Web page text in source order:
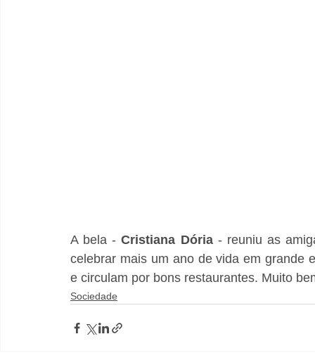
A bela - Cristiana Dória - reuniu as
celebrar mais um ano de vida em grande
e circulam por bons restaurantes. Muito
Sociedade